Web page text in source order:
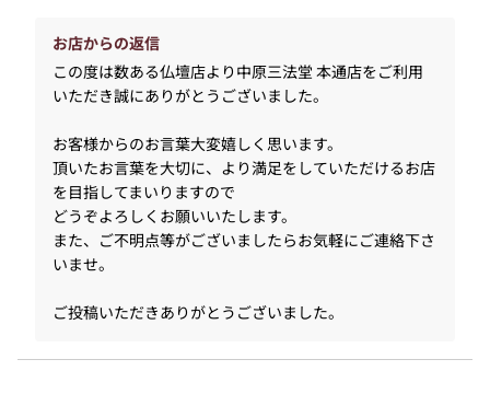
お店からの返信
この度は数ある仏壇店より中原三法堂 本通店をご利用
いただき誠にありがとうございました。
お客様からのお言葉大変嬉しく思います。
頂いたお言葉を大切に、より満足をしていただけるお店
を目指してまいりますので
どうぞよろしくお願いいたします。
また、ご不明点等がございましたらお気軽にご連絡下さ
いませ。
ご投稿いただきありがとうございました。